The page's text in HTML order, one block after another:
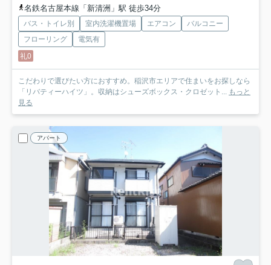
名鉄名古屋本線「新清洲」駅 徒歩34分
バス・トイレ別 室内洗濯機置場 エアコン
バルコニー
フローリング
電気有
礼0
こだわりで選びたい方におすすめ。稲沢市エリアで住まいをお探しなら
「リバティーハイツ」。収納はシューズボックス・クロゼット... もっと
見る
アパート